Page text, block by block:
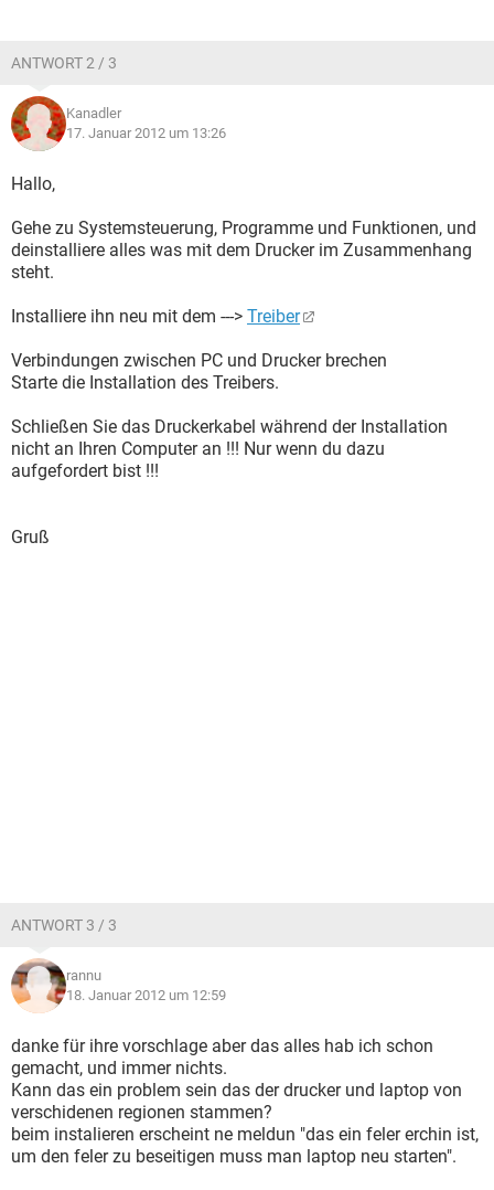
ANTWORT 2 / 3
Kanadler
17. Januar 2012 um 13:26
Hallo,
Gehe zu Systemsteuerung, Programme und Funktionen, und
deinstalliere alles was mit dem Drucker im Zusammenhang
steht.
Installiere ihn neu mit dem ---> Treiber
Verbindungen zwischen PC und Drucker brechen
Starte die Installation des Treibers.
Schließen Sie das Druckerkabel während der Installation
nicht an Ihren Computer an !!! Nur wenn du dazu
aufgefordert bist !!!
Gruß
ANTWORT 3 / 3
rannu
18. Januar 2012 um 12:59
danke für ihre vorschlage aber das alles hab ich schon
gemacht, und immer nichts.
Kann das ein problem sein das der drucker und laptop von
verschidenen regionen stammen?
beim instalieren erscheint ne meldun "das ein feler erchin ist,
um den feler zu beseitigen muss man laptop neu starten".